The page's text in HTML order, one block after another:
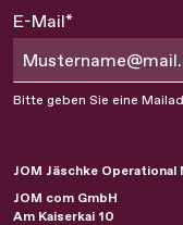
E-Mail*
Bitte geben Sie eine
JOM Jäschke Operational
JOM com GmbH
Am Kaiserkai 10